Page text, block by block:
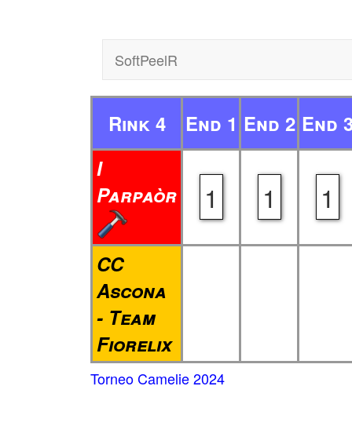
SoftPeelR
Rink 4 End 1 End 2 End
I
Parpaòr
1 1 1
CC
Ascona
- Team
Fiorelix
Torneo Camelie 2024